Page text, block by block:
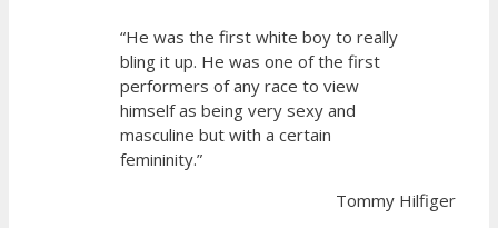
“He was the first white boy to really
bling it up. He was one of the first
performers of any race to view
himself as being very sexy and
masculine but with a certain
femininity.”
Tommy Hilfiger